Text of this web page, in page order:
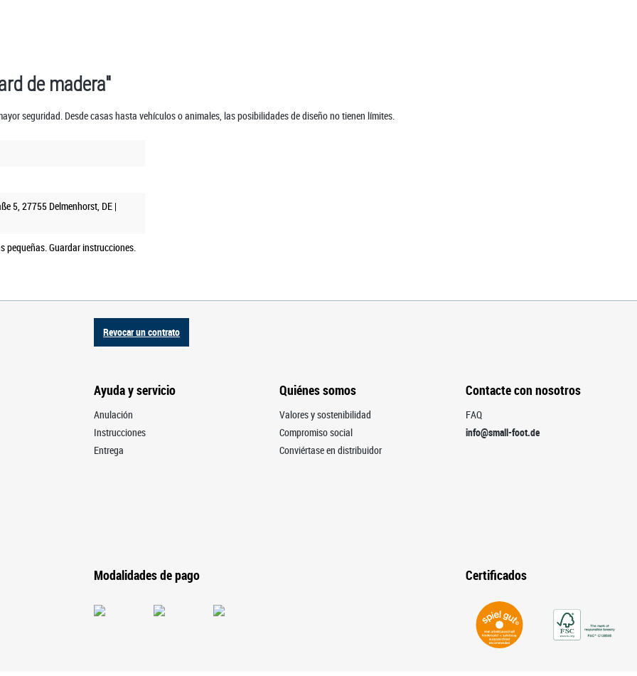
de madera"
seguridad. Desde casas hasta vehículos o animales, las posibilidades de diseño no tienen límites.
5, 27755 Delmenhorst, DE |
pequeñas. Guardar instrucciones.
Revocar un contrato
Ayuda y servicio
Anulación
Instrucciones
Entrega
Quiénes somos
Valores y sostenibilidad
Compromiso social
Conviértase en distribuidor
Contacte con nosotros
FAQ
info@small-foot.de
Modalidades de pago Certificados